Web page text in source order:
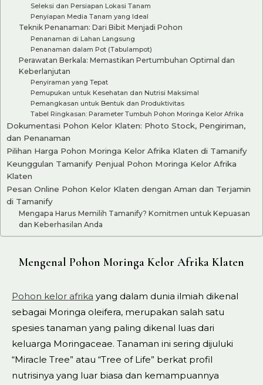
Seleksi dan Persiapan Lokasi Tanam
Penyiapan Media Tanam yang Ideal
Teknik Penanaman: Dari Bibit Menjadi Pohon
Penanaman di Lahan Langsung
Penanaman dalam Pot (Tabulampot)
Perawatan Berkala: Memastikan Pertumbuhan Optimal dan
Keberlanjutan
Penyiraman yang Tepat
Pemupukan untuk Kesehatan dan Nutrisi Maksimal
Pemangkasan untuk Bentuk dan Produktivitas
Tabel Ringkasan: Parameter Tumbuh Pohon Moringa Kelor Afrika
Dokumentasi Pohon Kelor Klaten: Photo Stock, Pengiriman,
dan Penanaman
Pilihan Harga Pohon Moringa Kelor Afrika Klaten di Tamanify
Keunggulan Tamanify Penjual Pohon Moringa Kelor Afrika
Klaten
Pesan Online Pohon Kelor Klaten dengan Aman dan Terjamin
di Tamanify
Mengapa Harus Memilih Tamanify? Komitmen untuk Kepuasan
dan Keberhasilan Anda
Mengenal Pohon Moringa Kelor Afrika Klaten
Pohon kelor afrika yang dalam dunia ilmiah dikenal
sebagai Moringa oleifera, merupakan salah satu
spesies tanaman yang paling dikenal luas dari
keluarga Moringaceae. Tanaman ini sering dijuluki
“Miracle Tree” atau “Tree of Life” berkat profil
nutrisinya yang luar biasa dan kemampuannya